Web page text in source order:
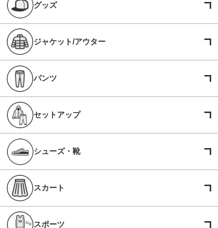
グッズ
ジャケット/アウター
パンツ
セットアップ
シューズ・靴
スカート
スポーツ